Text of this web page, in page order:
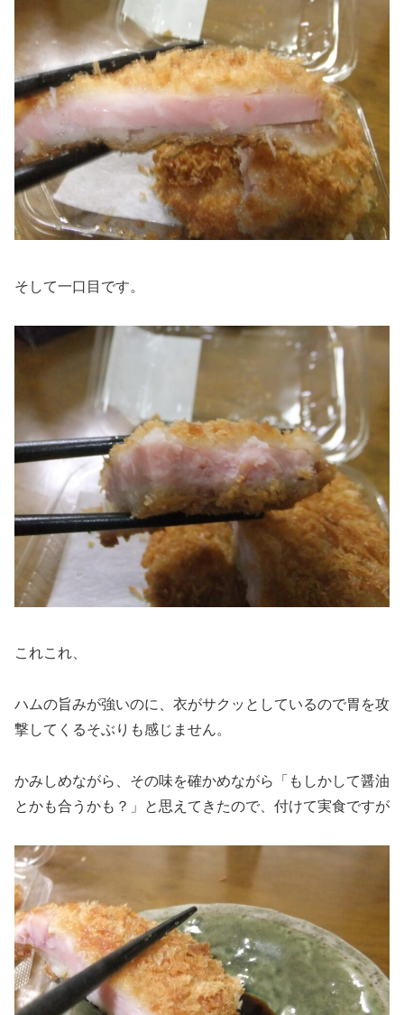
そして一口目です。
これこれ、
ハムの旨みが強いのに、衣がサクッとしているので胃を攻
撃してくるそぶりも感じません。
かみしめながら、その味を確かめながら「もしかして醤油
とかも合うかも？」と思えてきたので、付けて実食ですが